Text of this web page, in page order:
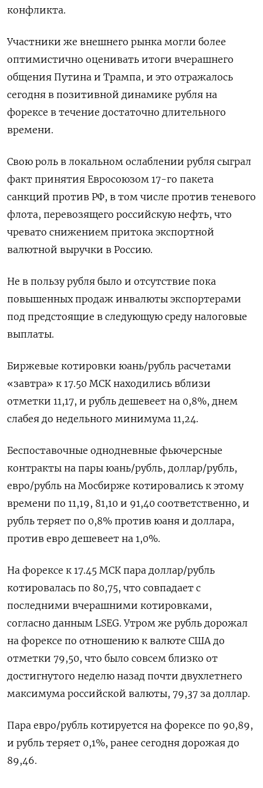
конфликта.
Участники же внешнего рынка могли более
оптимистично оценивать итоги вчерашнего
общения Путина и Трампа, и это отражалось
сегодня в позитивной динамике рубля на
форексе в течение достаточно длительного
времени.
Свою роль в локальном ослаблении рубля сыграл
факт принятия Евросоюзом 17-го пакета
санкций против РФ, в том числе против теневого
флота, перевозящего российскую нефть, что
чревато снижением притока экспортной
валютной выручки в Россию.
Не в пользу рубля было и отсутствие пока
повышенных продаж инвалюты экспортерами
под предстоящие в следующую среду налоговые
выплаты.
Биржевые котировки юань/рубль расчетами
«завтра» к 17.50 МСК находились вблизи
отметки 11,17, и рубль дешевеет на 0,8%, днем
слабея до недельного минимума 11,24.
Беспоставочные однодневные фьючерсные
контракты на пары юань/рубль, доллар/рубль,
евро/рубль на Мосбирже котировались к этому
времени по 11,19, 81,10 и 91,40 соответственно, и
рубль теряет по 0,8% против юаня и доллара,
против евро дешевеет на 1,0%.
На форексе к 17.45 МСК пара доллар/рубль
котировалась по 80,75, что совпадает с
последними вчерашними котировками,
согласно данным LSEG. Утром же рубль дорожал
на форексе по отношению к валюте США до
отметки 79,50, что было совсем близко от
достигнутого неделю назад почти двухлетнего
максимума российской валюты, 79,37 за доллар.
Пара евро/рубль котируется на форексе по 90,89,
и рубль теряет 0,1%, ранее сегодня дорожая до
89,46.